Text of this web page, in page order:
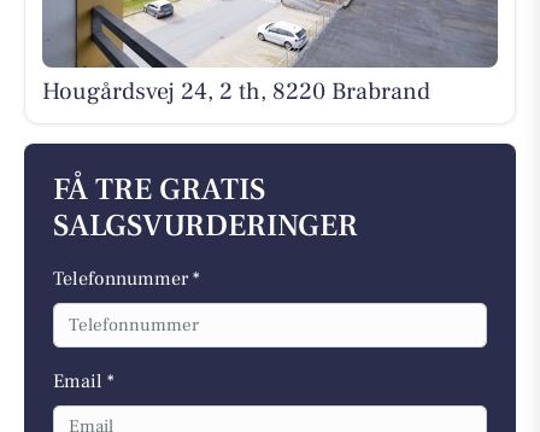
Hougårdsvej 24, 2 th, 8220 Brabrand
FÅ TRE GRATIS
SALGSVURDERINGER
Telefonnummer *
Email *